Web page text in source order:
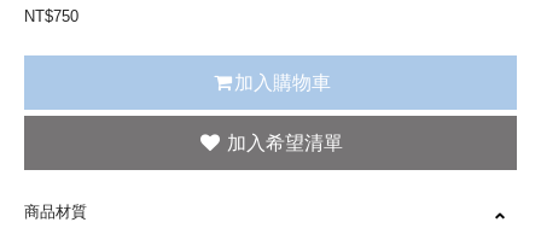
NT$750
加入購物車
商品材質